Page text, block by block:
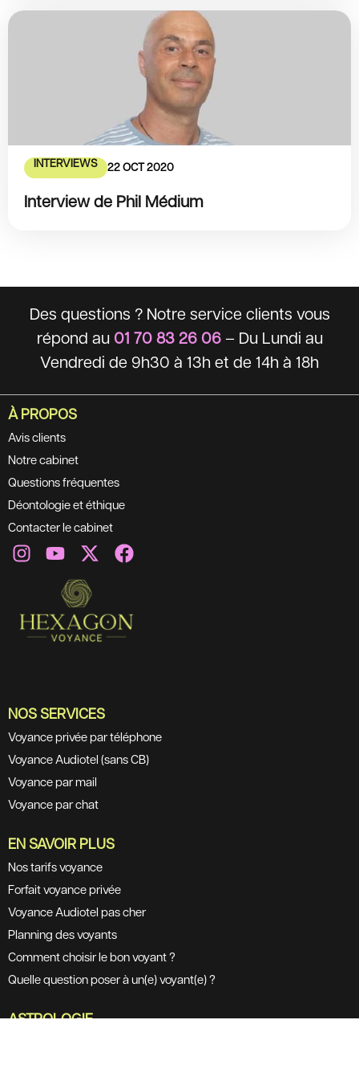
INTERVIEWS 22 OCT 2020
Interview de Phil Médium
Des questions ? Notre service clients vous
répond au 01 70 83 26 06– Du Lundi au
Vendredi de 9h30 à 13h et de 14h à 18h
À PROPOS
Avis clients
Notre cabinet
Questions fréquentes
Déontologie et éthique
Contacter le cabinet
NOS SERVICES
Voyance privée par téléphone
Voyance Audiotel (sans CB)
Voyance par mail
Voyance par chat
EN SAVOIR PLUS
Nos tarifs voyance
Forfait voyance privée
Voyance Audiotel pas cher
Planning des voyants
Comment choisir le bon voyant ?
Quelle question poser à un(e) voyant(e) ?
ASTROLOGIE